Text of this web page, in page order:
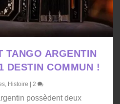
TANGO ARGENTIN
DESTIN COMMUN !
Histoire | 2
possèdent deux